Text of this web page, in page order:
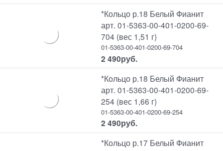
*Кольцо р.18 Белый Фианит
арт. 01-5363-00-401-0200-69-
704 (вес 1,51 г)
01-5363-00-401-0200-69-704
2 490руб.
*Кольцо р.18 Белый Фианит
арт. 01-5363-00-401-0200-69-
254 (вес 1,66 г)
01-5363-00-401-0200-69-254
2 490руб.
*Кольцо р.17 Белый Фианит